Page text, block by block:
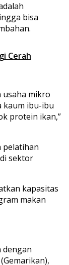
bisa
Cerah
usaha mikro
kaum ibu-ibu
protein ikan,”
pelatihan
sektor
kapasitas
makan
dengan